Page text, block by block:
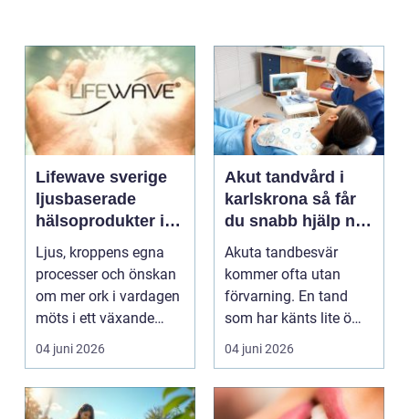
Lifewave sverige
ljusbaserade
hälsoprodukter i
fokus
Ljus, kroppens egna
processer och önskan
om mer ork i vardagen
möts i ett växande
intresse för fotot...
04 juni 2026
Akut tandvård i
karlskrona så får
du snabb hjälp när
tanden krisar
Akuta tandbesvär
kommer ofta utan
förvarning. En tand
som har känts lite öm
kan plötsligt göra så
on...
04 juni 2026